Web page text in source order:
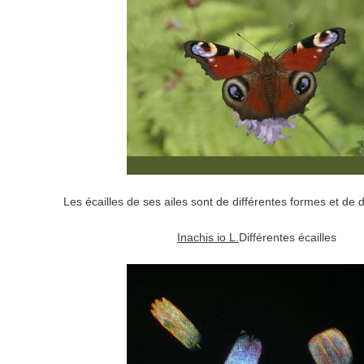
Les écailles de ses ailes sont de différentes formes et de
Inachis io L. Différentes écailles